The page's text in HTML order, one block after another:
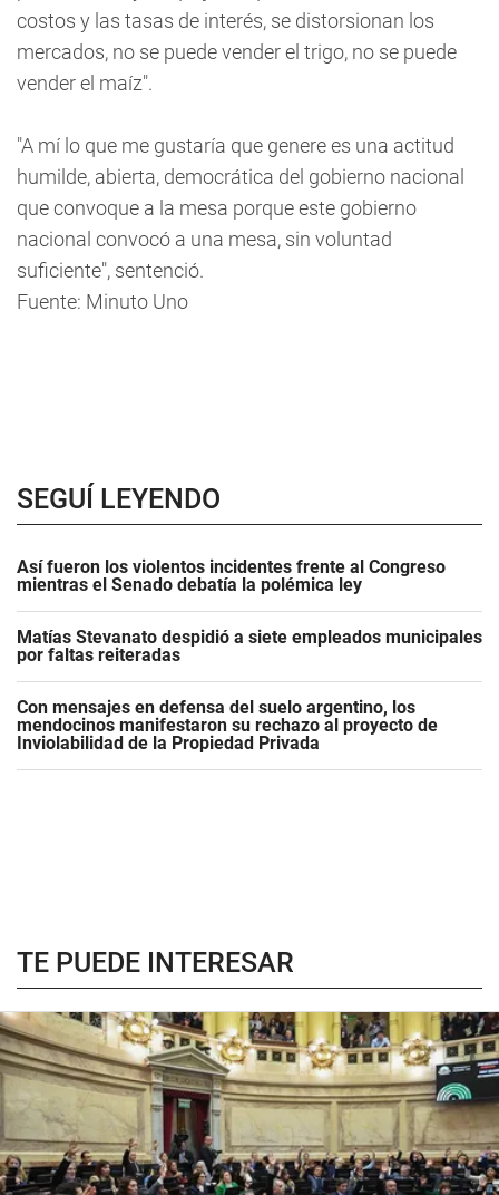
costos y las tasas de interés, se distorsionan los
mercados, no se puede vender el trigo, no se puede
vender el maíz".
"A mí lo que me gustaría que genere es una actitud
humilde, abierta, democrática del gobierno nacional
que convoque a la mesa porque este gobierno
nacional convocó a una mesa, sin voluntad
suficiente", sentenció.
Fuente: Minuto Uno
SEGUÍ LEYENDO
Así fueron los violentos incidentes frente al Congreso
mientras el Senado debatía la polémica ley
Matías Stevanato despidió a siete empleados municipales
por faltas reiteradas
Con mensajes en defensa del suelo argentino, los
mendocinos manifestaron su rechazo al proyecto de
Inviolabilidad de la Propiedad Privada
TE PUEDE INTERESAR